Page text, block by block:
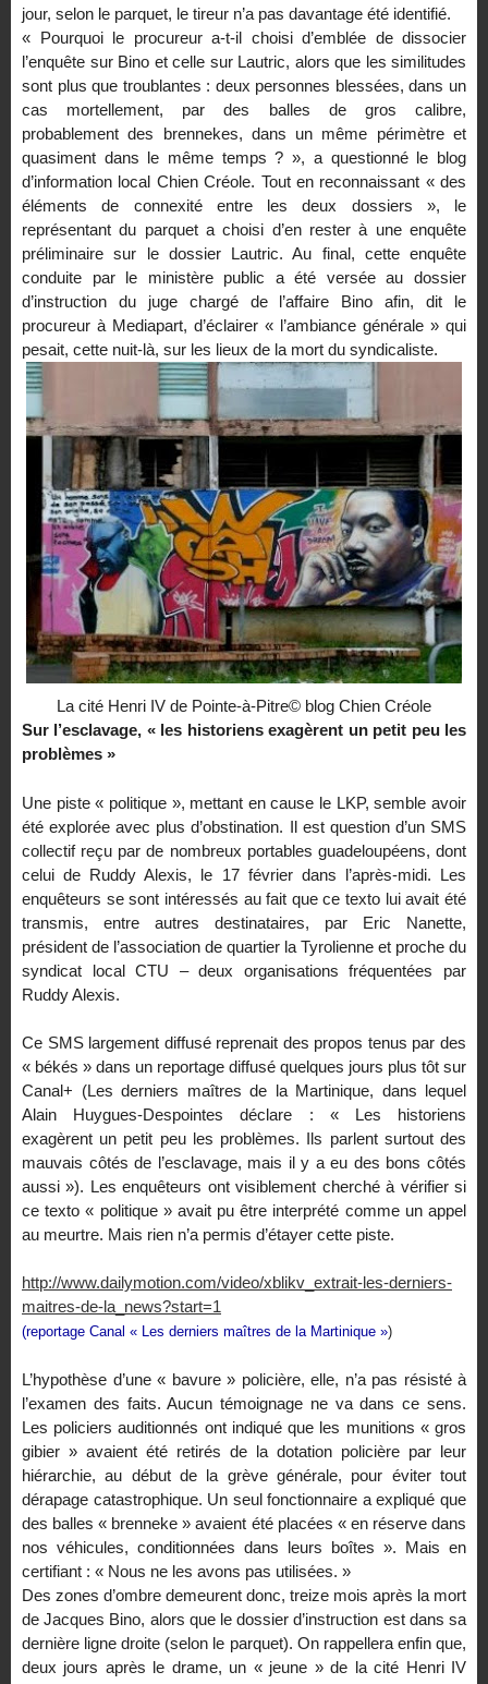
jour, selon le parquet, le tireur n’a pas davantage été identifié.
« Pourquoi le procureur a-t-il choisi d’emblée de dissocier
l’enquête sur Bino et celle sur Lautric, alors que les similitudes
sont plus que troublantes : deux personnes blessées, dans un
cas mortellement, par des balles de gros calibre,
probablement des brennekes, dans un même périmètre et
quasiment dans le même temps ? », a questionné le blog
d’information local Chien Créole. Tout en reconnaissant « des
éléments de connexité entre les deux dossiers », le
représentant du parquet a choisi d’en rester à une enquête
préliminaire sur le dossier Lautric. Au final, cette enquête
conduite par le ministère public a été versée au dossier
d’instruction du juge chargé de l’affaire Bino afin, dit le
procureur à Mediapart, d’éclairer « l’ambiance générale » qui
pesait, cette nuit-là, sur les lieux de la mort du syndicaliste.
La cité Henri IV de Pointe-à-Pitre© blog Chien Créole
Sur l’esclavage, « les historiens exagèrent un petit peu les
problèmes »
Une piste « politique », mettant en cause le LKP, semble avoir
été explorée avec plus d’obstination. Il est question d’un SMS
collectif reçu par de nombreux portables guadeloupéens, dont
celui de Ruddy Alexis, le 17 février dans l’après-midi. Les
enquêteurs se sont intéressés au fait que ce texto lui avait été
transmis, entre autres destinataires, par Eric Nanette,
président de l’association de quartier la Tyrolienne et proche du
syndicat local CTU – deux organisations fréquentées par
Ruddy Alexis.
Ce SMS largement diffusé reprenait des propos tenus par des
« békés » dans un reportage diffusé quelques jours plus tôt sur
Canal+ (Les derniers maîtres de la Martinique, dans lequel
Alain Huygues-Despointes déclare : « Les historiens
exagèrent un petit peu les problèmes. Ils parlent surtout des
mauvais côtés de l’esclavage, mais il y a eu des bons côtés
aussi »). Les enquêteurs ont visiblement cherché à vérifier si
ce texto « politique » avait pu être interprété comme un appel
au meurtre. Mais rien n’a permis d’étayer cette piste.
http://www.dailymotion.com/video/xblikv_extrait-les-derniers-
maitres-de-la_news?start=1
(reportage Canal « Les derniers maîtres de la Martinique »)
L’hypothèse d’une « bavure » policière, elle, n’a pas résisté à
l’examen des faits. Aucun témoignage ne va dans ce sens.
Les policiers auditionnés ont indiqué que les munitions « gros
gibier » avaient été retirés de la dotation policière par leur
hiérarchie, au début de la grève générale, pour éviter tout
dérapage catastrophique. Un seul fonctionnaire a expliqué que
des balles « brenneke » avaient été placées « en réserve dans
nos véhicules, conditionnées dans leurs boîtes ». Mais en
certifiant : « Nous ne les avons pas utilisées. »
Des zones d’ombre demeurent donc, treize mois après la mort
de Jacques Bino, alors que le dossier d’instruction est dans sa
dernière ligne droite (selon le parquet). On rappellera enfin que,
deux jours après le drame, un « jeune » de la cité Henri IV